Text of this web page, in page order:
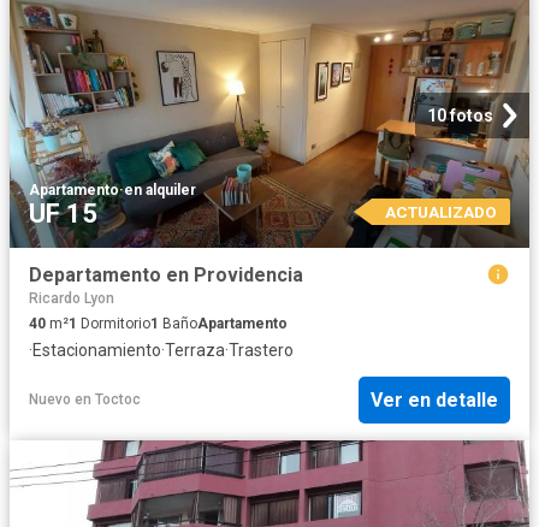
10 fotos
Apartamento·en alquiler
UF 15 ACTUALIZADO
Departamento en Providencia
Ricardo Lyon
40 m²1 Dormitorio1 BañoApartamento
·Estacionamiento·Terraza·Trastero
Nuevo en Toctoc Ver en detalle